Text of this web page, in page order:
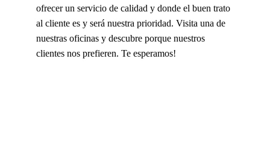
ofrecer un servicio de calidad y donde el buen trato
al cliente es y será nuestra prioridad. Visita una de
nuestras oficinas y descubre porque nuestros
clientes nos prefieren. Te esperamos!